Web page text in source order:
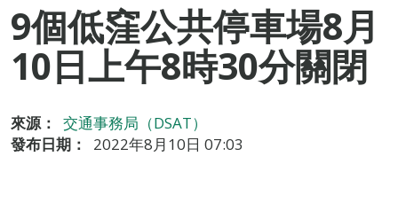
9個低窪公共停車場8月
10日上午8時30分關閉
來源：
交通事務局（DSAT）
發布日期：
2022年8月10日 07:03